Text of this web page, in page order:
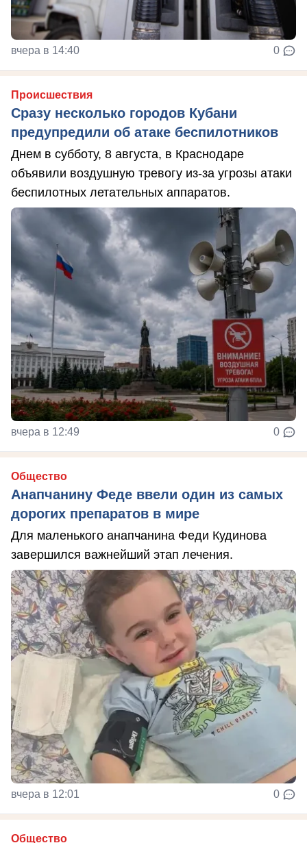
вчера в 14:40 0
Происшествия
Сразу несколько городов Кубани
предупредили об атаке беспилотников
Днем в субботу, 8 августа, в Краснодаре
объявили воздушную тревогу из-за угрозы атаки
беспилотных летательных аппаратов.
вчера в 12:49 0
Общество
Анапчанину Феде ввели один из самых
дорогих препаратов в мире
Для маленького анапчанина Феди Кудинова
завершился важнейший этап лечения.
вчера в 12:01 0
Общество